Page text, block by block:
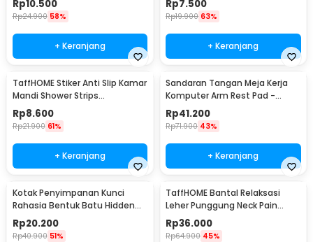
Rp10.500
Rp24.900 58%
+ Keranjang
Rp7.500
Rp19.900 63%
+ Keranjang
TaffHOME Stiker Anti Slip Kamar
Mandi Shower Strips
20x380mm 6 PCS - TT-19
Rp8.600
Rp21.900 61%
+ Keranjang
Sandaran Tangan Meja Kerja
Komputer Arm Rest Pad -
91526
Rp41.200
Rp71.900 43%
+ Keranjang
Kotak Penyimpanan Kunci
Rahasia Bentuk Batu Hidden
Key Box - B0521
Rp20.200
Rp40.900 51%
TaffHOME Bantal Relaksasi
Leher Punggung Neck Pain
Relief - HBF001
Rp36.000
Rp64.900 45%